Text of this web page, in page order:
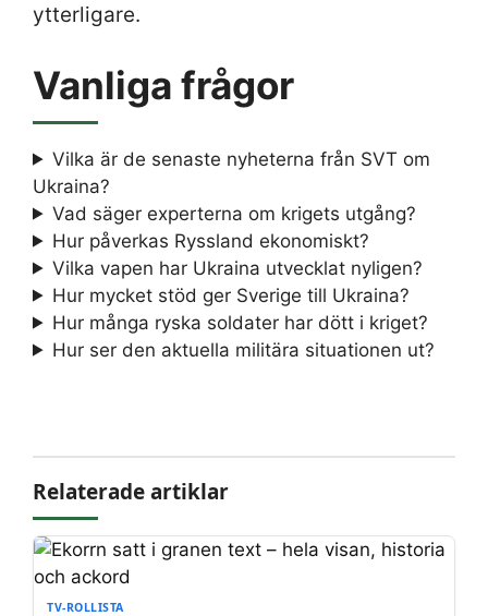
ytterligare.
Vanliga frågor
Vilka är de senaste nyheterna från SVT om
Ukraina?
Vad säger experterna om krigets utgång?
Hur påverkas Ryssland ekonomiskt?
Vilka vapen har Ukraina utvecklat nyligen?
Hur mycket stöd ger Sverige till Ukraina?
Hur många ryska soldater har dött i kriget?
Hur ser den aktuella militära situationen ut?
Relaterade artiklar
TV-ROLLISTA